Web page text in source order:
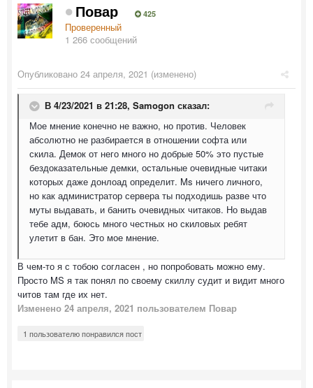
Повар 425
Проверенный
1 266 сообщений
Опубликовано 24 апреля, 2021 (изменено)
В 4/23/2021 в 21:28, Samogon сказал:
Мое мнение конечно не важно, но против. Человек
абсолютно не разбирается в отношении софта или
скила. Демок от него много но добрые 50% это пустые
бездоказательные демки, остальные очевидные читаки
которых даже донлоад определит. Ms ничего личного,
но как администратор сервера ты подходишь разве что
муты выдавать, и банить очевидных читаков. Но выдав
тебе адм, боюсь много честных но скиловых ребят
улетит в бан. Это мое мнение.
В чем-то я с тобою согласен , но попробовать можно ему.
Просто MS я так понял по своему скиллу судит и видит много
читов там где их нет.
Изменено 24 апреля, 2021 пользователем Повар
1 пользователю понравился пост